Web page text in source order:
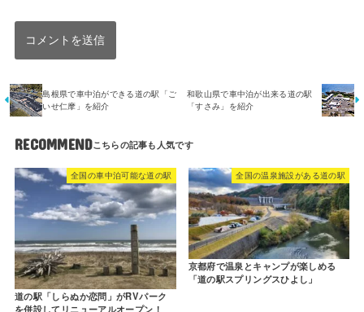
島根県で車中泊ができる道の駅「ご
いせ仁摩」を紹介
和歌山県で車中泊が出来る道の駅
「すさみ」を紹介
RECOMMEND
全国の車中泊可能な道の駅
道の駅「しらぬか恋問」がRVパーク
を併設してリニューアルオープン！
全国の温泉施設がある道の駅
京都府で温泉とキャンプが楽しめる
「道の駅スプリングスひよし」